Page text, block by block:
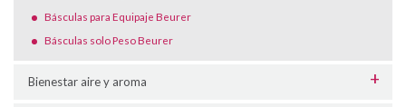
Básculas para Equipaje Beurer
Básculas solo Peso Beurer
Bienestar aire y aroma